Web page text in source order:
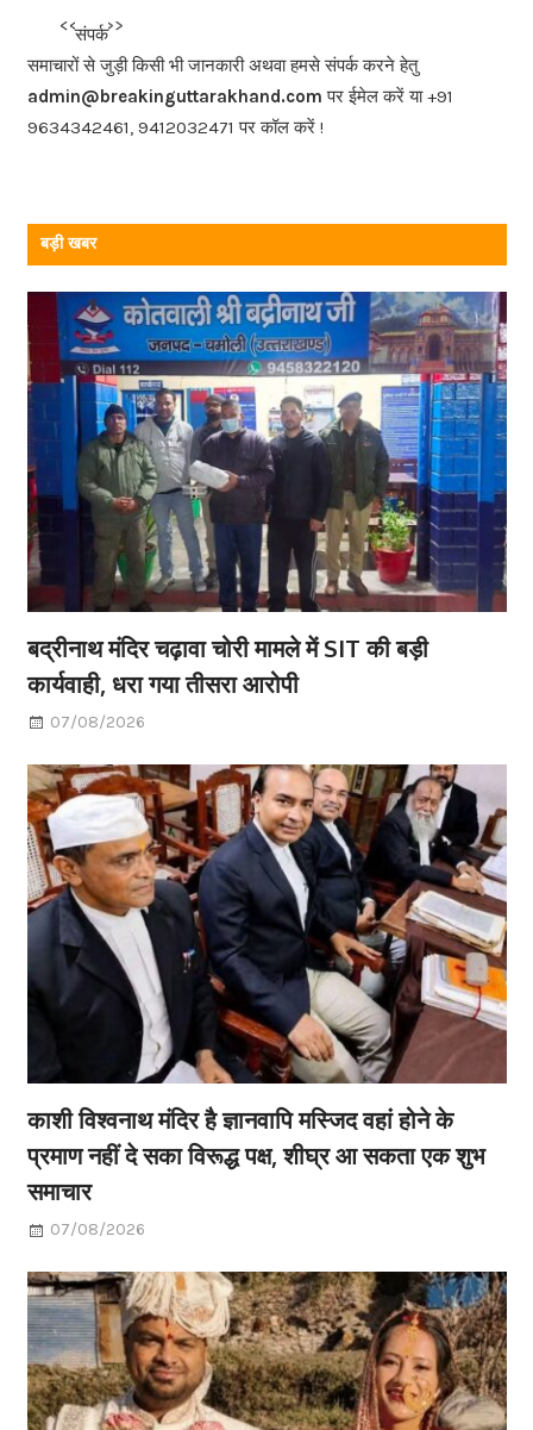
b
o
o
k
<<<संपर्क>>>
समाचारों से जुड़ी किसी भी जानकारी अथवा हमसे संपर्क करने हेतु
admin@breakinguttarakhand.com पर ईमेल करें या +91
9634342461, 9412032471 पर कॉल करें !
बड़ी खबर
बद्रीनाथ मंदिर चढ़ावा चोरी मामले में SIT की बड़ी
कार्यवाही, धरा गया तीसरा आरोपी
07/08/2026
काशी विश्वनाथ मंदिर है ज्ञानवापि मस्जिद वहां होने के
प्रमाण नहीं दे सका विरूद्ध पक्ष, शीघ्र आ सकता एक शुभ
समाचार
07/08/2026